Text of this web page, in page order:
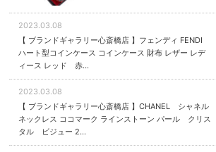
2023.03.08
【 ブランドギャラリー心斎橋店 】フェンディ FENDI
ハート型コインケース コインケース 財布 レザー レデ
ィース レッド 赤...
2023.03.08
【 ブランドギャラリー心斎橋店 】CHANEL シャネル
ネックレス ココマーク ラインストーン パール クリス
タル ビジュー 2...